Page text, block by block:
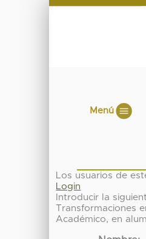
Menú
Los usuarios de
Login
Introducir la
Transformaciones
Académico, en